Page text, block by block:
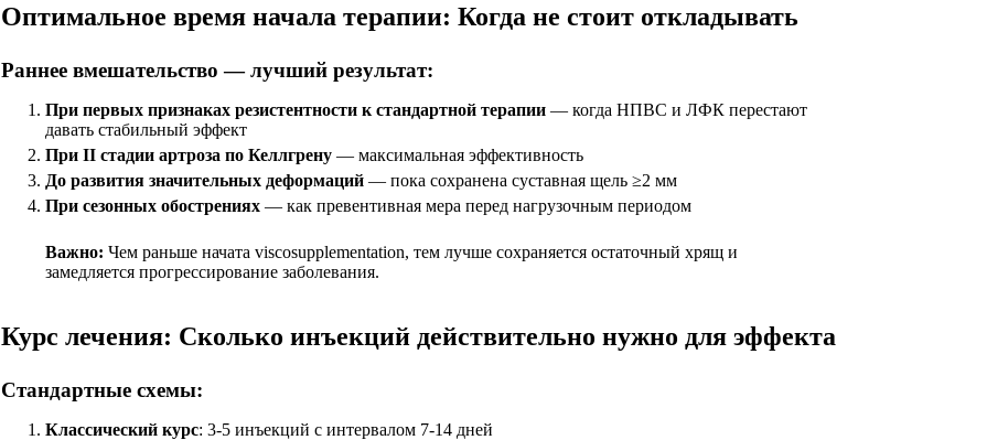
Оптимальное время начала терапии: Когда не стоит откладывать
Раннее вмешательство — лучший результат:
При первых признаках резистентности к стандартной терапии — когда НПВС и ЛФК перестают
давать стабильный эффект
При II стадии артроза по Келлгрену — максимальная эффективность
До развития значительных деформаций — пока сохранена суставная щель ≥2 мм
При сезонных обострениях — как превентивная мера перед нагрузочным периодом
Важно: Чем раньше начата viscosupplementation, тем лучше сохраняется остаточный хрящ и
замедляется прогрессирование заболевания.
Курс лечения: Сколько инъекций действительно нужно для эффекта
Стандартные схемы:
Классический курс: 3-5 инъекций с интервалом 7-14 дней